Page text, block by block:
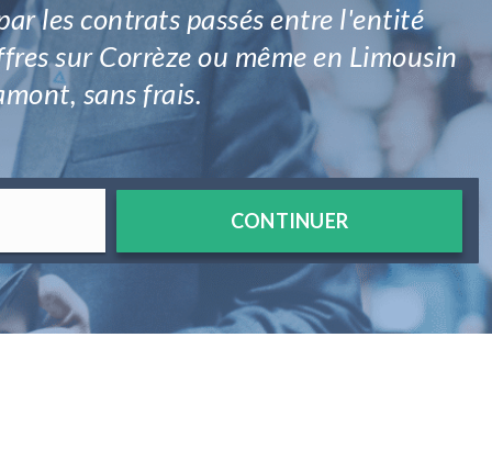
les contrats passés entre l'entité
sur Corrèze ou même en Limousin
sans frais.
CONTINUER